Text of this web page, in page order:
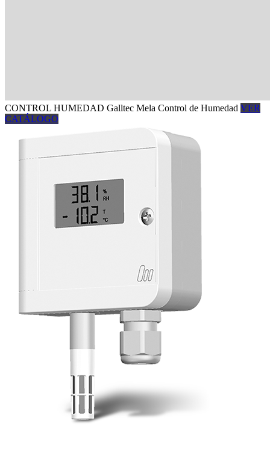
CONTROL HUMEDAD Galltec Mela Control de Humedad VER
CATÁLOGO